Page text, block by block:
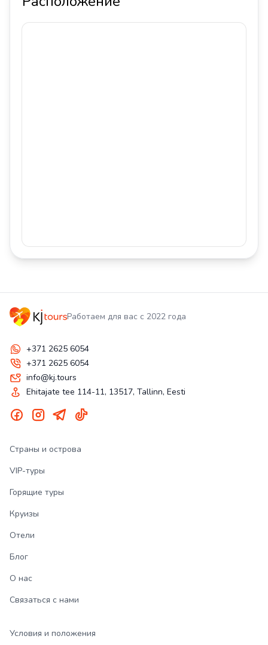
Работаем для вас с 2022 года
+371 2625 6054
+371 2625 6054
info@kj.tours
Ehitajate tee 114-11, 13517, Tallinn, Eesti
Страны и острова
VIP-туры
Горящие туры
Круизы
Отели
Блог
О нас
Связаться с нами
Условия и положения